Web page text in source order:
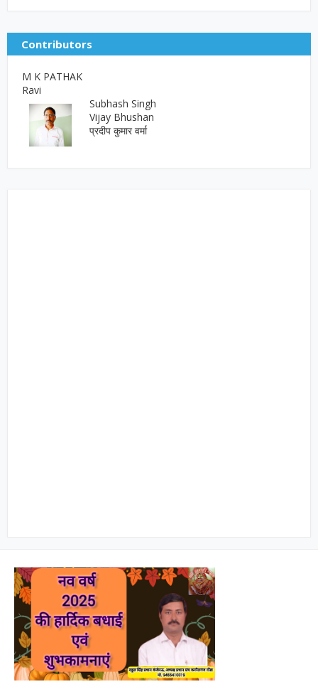
Contributors
M K PATHAK
Ravi
Subhash Singh
Vijay Bhushan
प्रदीप कुमार वर्मा